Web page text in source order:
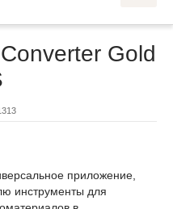
Gold
приложение,
инструменты для